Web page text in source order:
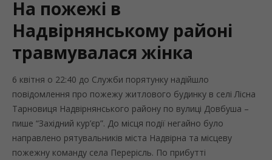
На пожежі в
Надвірнянському районі
травмувалася жінка
6 квітня о 22:40 до Служби порятунку надійшло
повідомлення про пожежу житлового будинку в селі Лісна
Тарновиця Надвірнянського району по вулиці Довбуша –
пише “Західний кур’єр”. До місця події негайно було
направлено рятувальників міста Надвірна та місцеву
пожежну команду села Перерісль. По прибутті